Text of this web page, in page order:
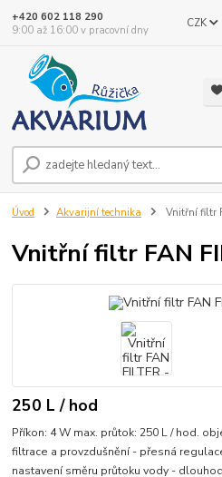
CZK
+420 602 118 290
9:00 až 16:00 v pracovní dny
Úvod Akvarijní technika Vnitřní filtr
Vnitřní filtr FAN
250 L / hod
Příkon: 4 W max. průtok: 250 L / hod.
filtrace a provzdušnění - přesná
nastavení směru průtoku vody -